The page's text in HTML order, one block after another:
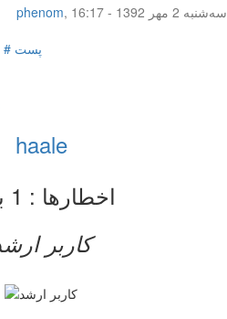
phenom,
سه‌شنبه 2 مهر 1392 - 16:17
پست # 9
haale
کاربر